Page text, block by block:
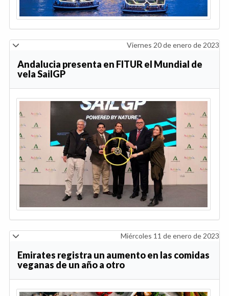
Viernes 20 de enero de 2023
Andalucia presenta en FITUR el Mundial de
vela SailGP
Miércoles 11 de enero de 2023
Emirates registra un aumento en las comidas
veganas de un año a otro